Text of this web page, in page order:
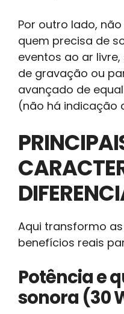
Por outro lado,
quem precisa de
eventos ao ar
de gravação ou
avançado de
(não há indicação
Aqui transformo
benefícios reais
Potência e
sonora (30